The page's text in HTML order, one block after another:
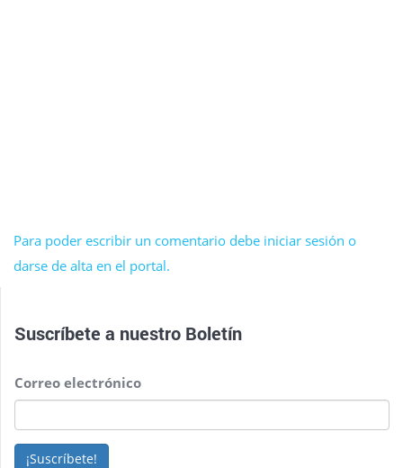
Para poder escribir un comentario debe iniciar sesión o
darse de alta en el portal.
Suscríbete a nuestro Boletín
Correo electrónico
¡Suscríbete!